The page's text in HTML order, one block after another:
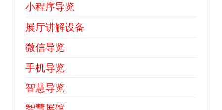
小程序导览
展厅讲解设备
微信导览
手机导览
智慧导览